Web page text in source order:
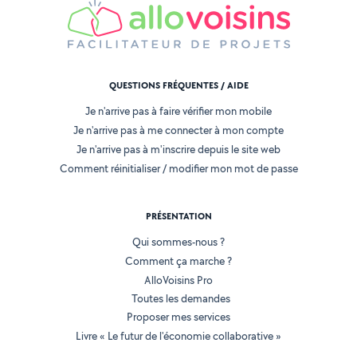
QUESTIONS FRÉQUENTES / AIDE
Je n'arrive pas à faire vérifier mon mobile
Je n'arrive pas à me connecter à mon compte
Je n'arrive pas à m'inscrire depuis le site web
Comment réinitialiser / modifier mon mot de passe
PRÉSENTATION
Qui sommes-nous ?
Comment ça marche ?
AlloVoisins Pro
Toutes les demandes
Proposer mes services
Livre « Le futur de l'économie collaborative »